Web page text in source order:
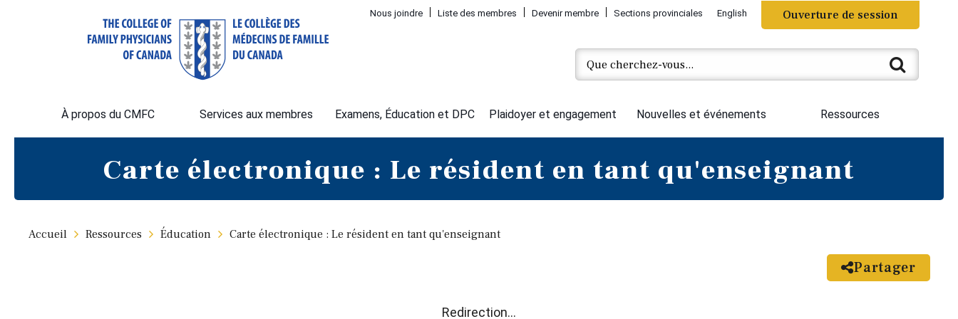
Nous joindre Liste des membres Devenir membre Sections provinciales English Ouverture de session
À propos du CMFC Services aux membres Examens, Éducation et DPC Plaidoyer et engagement Nouvelles et événements Ressources
Carte électronique : Le résident en tant qu'enseignant
Accueil Ressources Éducation Carte électronique : Le résident en tant qu'enseignant
Partager
Redirection...